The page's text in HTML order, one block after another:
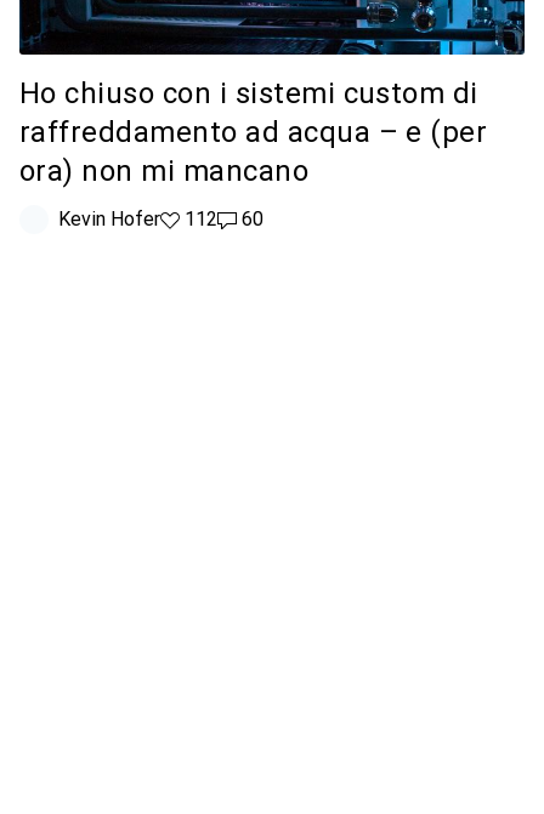
Ho chiuso con i sistemi custom di
raffreddamento ad acqua – e (per
ora) non mi mancano
Kevin Hofer112 like
11260 commenti
60